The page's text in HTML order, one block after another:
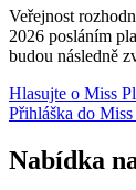
Veřejnost
2026 posláním
budou následně
Hlasujte o Miss
Přihláška do
Nabídka